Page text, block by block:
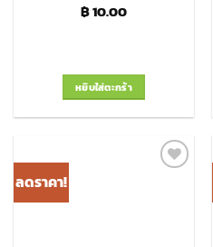
฿10.00
หยิบใส่ตะกร้า
ลดราคา!